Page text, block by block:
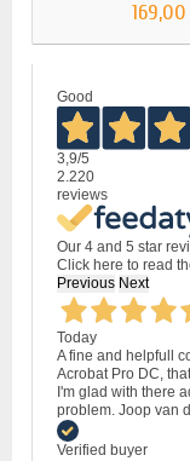
Good
3,9/5
2.220
reviews
Our 4 and 5 star
Click here to read
Previous Next
Today
A fine and helpfull
Acrobat Pro DC,
I'm glad with there
problem. Joop van
Verified buyer